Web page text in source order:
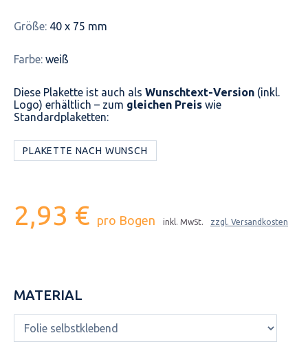
Größe: 40 x 75 mm
Farbe: weiß
Diese Plakette ist auch als Wunschtext-Version (inkl.
Logo) erhältlich – zum gleichen Preis wie
Standardplaketten:
PLAKETTE NACH WUNSCH
2,93 € pro Bogen inkl. MwSt. zzgl. Versandkosten
MATERIAL